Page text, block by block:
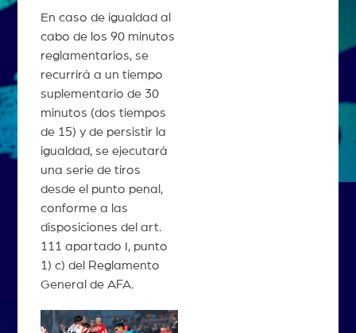
En caso de igualdad al
cabo de los 90 minutos
reglamentarios, se
recurrirá a un tiempo
suplementario de 30
minutos (dos tiempos
de 15) y de persistir la
igualdad, se ejecutará
una serie de tiros
desde el punto penal,
conforme a las
disposiciones del art.
111 apartado I, punto
1) c) del Reglamento
General de AFA.